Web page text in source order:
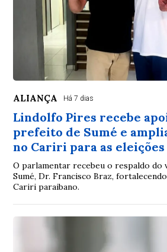
ALIANÇA Há 7 dias
Lindolfo Pires recebe
prefeito de Sumé e
no Cariri para as eleições
O parlamentar recebeu o respaldo
Sumé, Dr. Francisco Braz,
Cariri paraibano.